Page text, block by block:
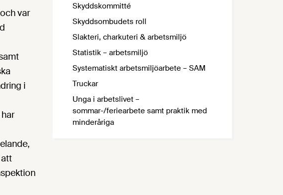
var
i
Skyddskommitté
Skyddsombudets roll
Slakteri, charkuteri & arbetsmiljö
Statistik – arbetsmiljö
Systematiskt arbetsmiljöarbete – SAM
Truckar
Unga i arbetslivet –
sommar-/feriearbete samt praktik med
minderåriga